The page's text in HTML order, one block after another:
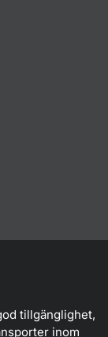
tillgänglighet,
inom